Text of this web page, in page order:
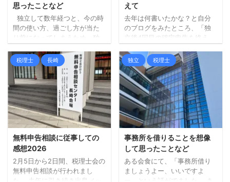
思ったことなど
独立して数年経つと、今の時
間の使い方、過ごし方が当た
り前になってしまうため、独
薄になります。 いいこと悪い
こと、どちらも。 ときどき、
一緒にやらない？、うちに来
ない？といった誘いを受ける
ことがあったりします。 冗談
だったり、ちょっと本気っぽ
いものも、たまに。 今そうい
った考えはないので、適宜い
なしておりますが、その際、
ちょっと想像してみることも
た結果、「やっぱり、無理だ
な、、」とすぐ結論はでま
えて
去年は何書いたかな？と自分
のブログをみたところ、「独
立後4回目の確定申告を終え
した。 ということで、本日
は、独立してから5回目の確定
申告を終えて、思ったことな
ど書いてみます。 同じような
こと言ってる、、 確認する
と、4回目、2回目、初回と同
様の記事を書いていました
が、終わったあとに思うこと
はなんだか似たりよったりか
な？という感じです。 微妙な
ニュアンスに違いはあります
が、根本的な部分が解決でき
ていないというか、改善でき
税理士 長崎
無料申告相談に従事しての
感想2026
2月5日から2日間、税理士会の
無料申告相談が行われまし
独立 税理士
事務所を借りることを想像
して思ったことなど
ある会食にて、「事務所借り
ましょうよー、いいですよ